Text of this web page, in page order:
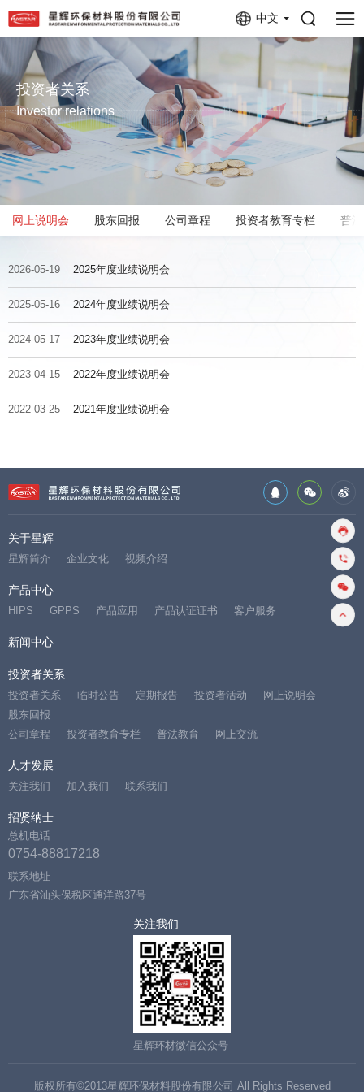
中文
投资者关系
Investor relations
网上说明会 股东回报 公司章程 投资者教育专栏 普
2026-05-19 2025年度业绩说明会
2025-05-16 2024年度业绩说明会
2024-05-17 2023年度业绩说明会
2023-04-15 2022年度业绩说明会
2022-03-25 2021年度业绩说明会
关于星辉
星辉简介
企业文化 视频介绍
产品中心
HIPS
GPPS 产品应用 产品认证证书 客户服务
新闻中心
投资者关系
投资者关系
临时公告 定期报告 投资者活动
网上说明会
股东回报
公司章程
投资者教育专栏 普法教育 网上交流
人才发展
关注我们
加入我们 联系我们
招贤纳士
总机电话
0754-88817218
联系地址
广东省汕头保税区通洋路37号
关注我们
星辉环材微信公众号
版权所有©2013星辉环保材料股份有限公司 All Rights Reserved